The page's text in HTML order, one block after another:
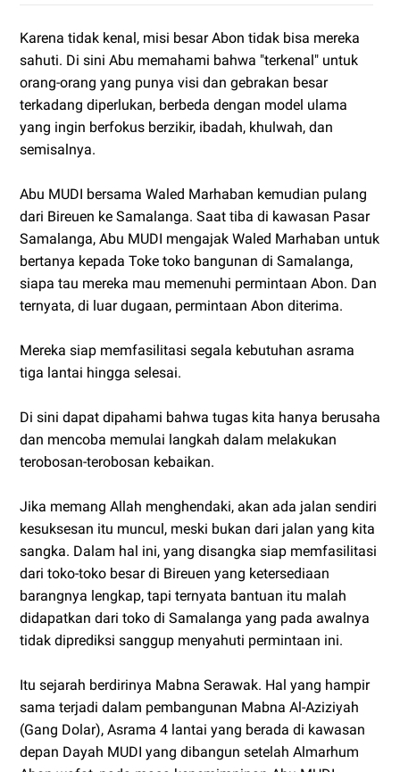
Karena tidak kenal, misi besar Abon tidak bisa mereka
sahuti. Di sini Abu memahami bahwa "terkenal" untuk
orang-orang yang punya visi dan gebrakan besar
terkadang diperlukan, berbeda dengan model ulama
yang ingin berfokus berzikir, ibadah, khulwah, dan
semisalnya.
Abu MUDI bersama Waled Marhaban kemudian pulang
dari Bireuen ke Samalanga. Saat tiba di kawasan Pasar
Samalanga, Abu MUDI mengajak Waled Marhaban untuk
bertanya kepada Toke toko bangunan di Samalanga,
siapa tau mereka mau memenuhi permintaan Abon. Dan
ternyata, di luar dugaan, permintaan Abon diterima.
Mereka siap memfasilitasi segala kebutuhan asrama
tiga lantai hingga selesai.
Di sini dapat dipahami bahwa tugas kita hanya berusaha
dan mencoba memulai langkah dalam melakukan
terobosan-terobosan kebaikan.
Jika memang Allah menghendaki, akan ada jalan sendiri
kesuksesan itu muncul, meski bukan dari jalan yang kita
sangka. Dalam hal ini, yang disangka siap memfasilitasi
dari toko-toko besar di Bireuen yang ketersediaan
barangnya lengkap, tapi ternyata bantuan itu malah
didapatkan dari toko di Samalanga yang pada awalnya
tidak diprediksi sanggup menyahuti permintaan ini.
Itu sejarah berdirinya Mabna Serawak. Hal yang hampir
sama terjadi dalam pembangunan Mabna Al-Aziziyah
(Gang Dolar), Asrama 4 lantai yang berada di kawasan
depan Dayah MUDI yang dibangun setelah Almarhum